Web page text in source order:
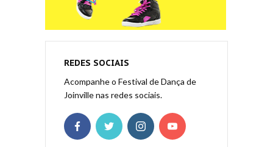
REDES SOCIAIS
Acompanhe o Festival de Dança de
Joinville nas redes sociais.